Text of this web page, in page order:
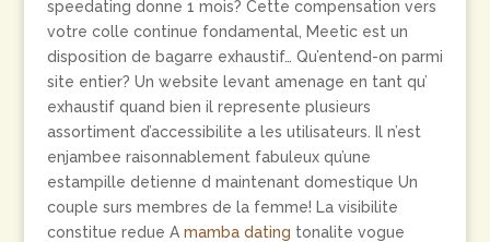
speedating donne 1 mois? Cette compensation vers
votre colle continue fondamental, Meetic est un
disposition de bagarre exhaustif… Qu’entend-on parmi
site entier? Un website levant amenage en tant qu’
exhaustif quand bien il represente plusieurs
assortiment d’accessibilite a les utilisateurs. Il n’est
enjambee raisonnablement fabuleux qu’une
estampille detienne d maintenant domestique Un
couple surs membres de la femme! La visibilite
constitue redue A mamba dating tonalite vogue